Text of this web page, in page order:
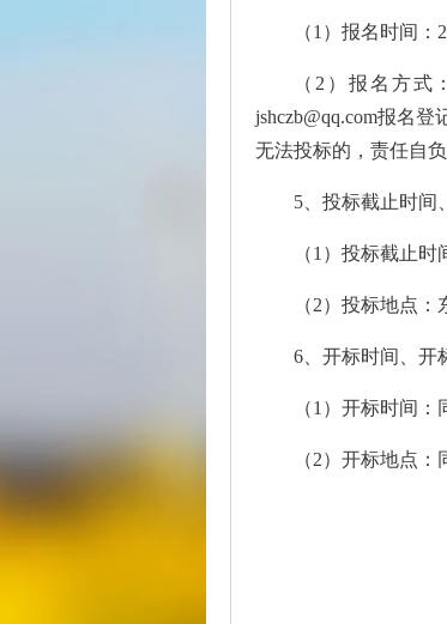
（1）报名时间
（2）报名方
jshczb@qq.com报名
无法投标的，责任自负
5、投标截止时间
（1）投标截止时
（2）投标地点
6、开标时间、开
（1）开标时间
（2）开标地点：